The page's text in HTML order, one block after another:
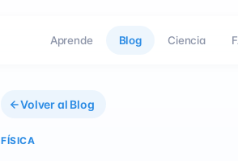
Aprende Blog Ciencia
Volver al Blog
FÍSICA